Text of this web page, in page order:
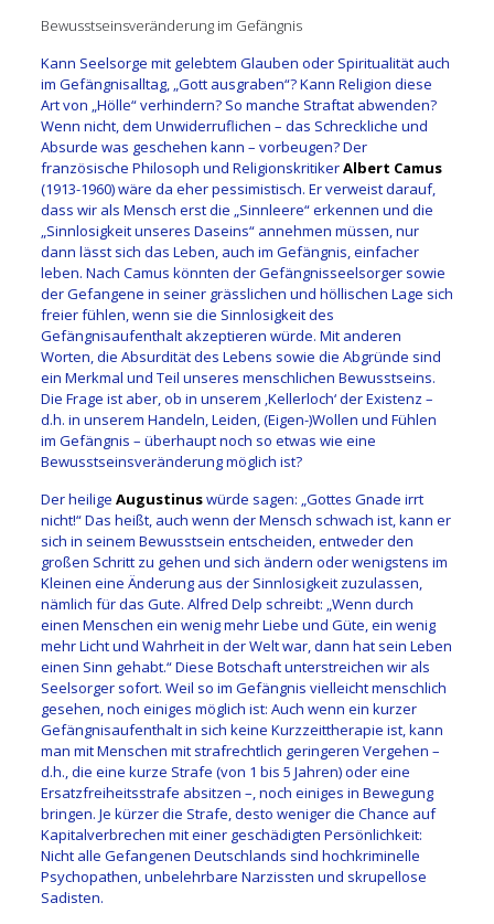
Bewusstseinsveränderung im Gefängnis
Kann Seelsorge mit gelebtem Glauben oder Spiritualität auch
im Gefängnisalltag, „Gott ausgraben“? Kann Religion diese
Art von „Hölle“ verhindern? So manche Straftat abwenden?
Wenn nicht, dem Unwiderruflichen – das Schreckliche und
Absurde was geschehen kann – vorbeugen? Der
französische Philosoph und ReligionskritikerAlbert Camus
(1913-1960) wäre da eher pessimistisch. Er verweist darauf,
dass wir als Mensch erst die „Sinnleere“ erkennen und die
„Sinnlosigkeit unseres Daseins“ annehmen müssen, nur
dann lässt sich das Leben, auch im Gefängnis, einfacher
leben. Nach Camus könnten der Gefängnisseelsorger sowie
der Gefangene in seiner grässlichen und höllischen Lage sich
freier fühlen, wenn sie die Sinnlosigkeit des
Gefängnisaufenthalt akzeptieren würde. Mit anderen
Worten, die Absurdität des Lebens sowie die Abgründe sind
ein Merkmal und Teil unseres menschlichen Bewusstseins.
Die Frage ist aber, ob in unserem ‚Kellerloch‘ der Existenz –
d.h. in unserem Handeln, Leiden, (Eigen-)Wollen und Fühlen
im Gefängnis – überhaupt noch so etwas wie eine
Bewusstseinsveränderung möglich ist?
Der heilige Augustinuswürde sagen: „Gottes Gnade irrt
nicht!“ Das heißt, auch wenn der Mensch schwach ist, kann er
sich in seinem Bewusstsein entscheiden, entweder den
großen Schritt zu gehen und sich ändern oder wenigstens im
Kleinen eine Änderung aus der Sinnlosigkeit zuzulassen,
nämlich für das Gute. Alfred Delp schreibt: „Wenn durch
einen Menschen ein wenig mehr Liebe und Güte, ein wenig
mehr Licht und Wahrheit in der Welt war, dann hat sein Leben
einen Sinn gehabt.“ Diese Botschaft unterstreichen wir als
Seelsorger sofort. Weil so im Gefängnis vielleicht menschlich
gesehen, noch einiges möglich ist: Auch wenn ein kurzer
Gefängnisaufenthalt in sich keine Kurzzeittherapie ist, kann
man mit Menschen mit strafrechtlich geringeren Vergehen –
d.h., die eine kurze Strafe (von 1 bis 5 Jahren) oder eine
Ersatzfreiheitsstrafe absitzen –, noch einiges in Bewegung
bringen. Je kürzer die Strafe, desto weniger die Chance auf
Kapitalverbrechen mit einer geschädigten Persönlichkeit:
Nicht alle Gefangenen Deutschlands sind hochkriminelle
Psychopathen, unbelehrbare Narzissten und skrupellose
Sadisten.